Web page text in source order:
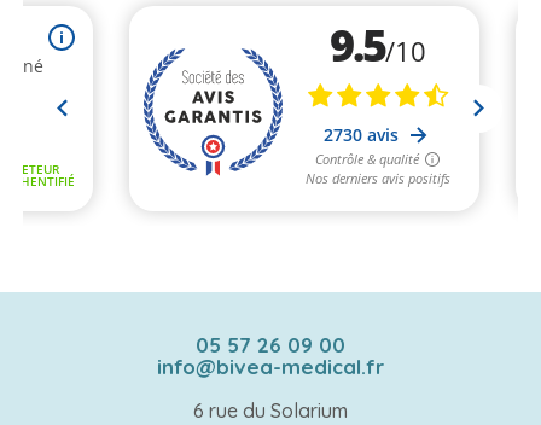
05 57 26 09 00
info@bivea-medical.fr
6 rue du Solarium